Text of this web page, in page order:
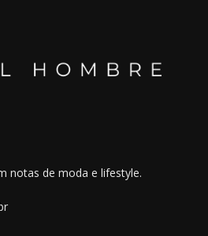
notas de moda e lifestyle.